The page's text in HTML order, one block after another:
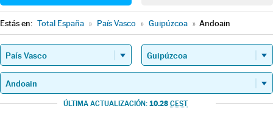
Estás en: Total España » País Vasco » Guipúzcoa » Andoain
ÚLTIMA ACTUALIZACIÓN: 10.28 CEST